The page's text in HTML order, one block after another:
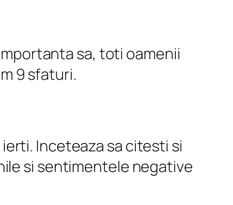
sa, toti oamenii
9 sfaturi.
Inceteaza sa citesti si
si sentimentele negative